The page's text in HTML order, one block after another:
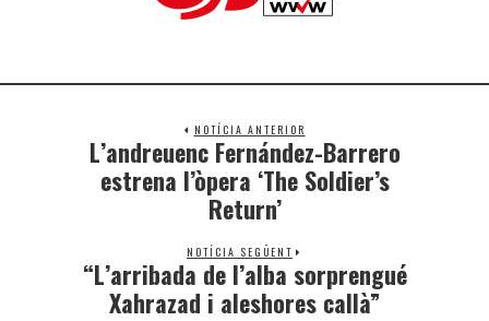
NOTÍCIA ANTERIOR
L’andreuenc Fernández-Barrero
estrena l’òpera ‘The Soldier’s
Return’
NOTÍCIA SEGÜENT
“L’arribada de l’alba sorprengué
Xahrazad i aleshores callà”